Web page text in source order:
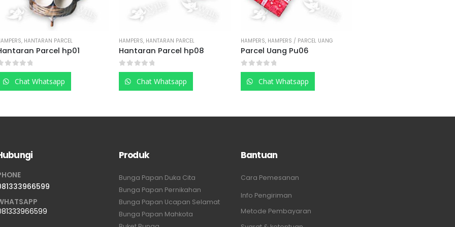
, HANTARAN PARCEL
Parcel hp01
out of 5
Chat Whatsapp
HAMPERS, HANTARAN PARCEL
Hantaran Parcel hp08
0out of 5
Chat Whatsapp
HAMPERS, HAMPERS / PARCEL UANG
Parcel Uang Pu06
0out of 5
Chat Whatsapp
Produk
Bunga Papan Duka Cita
Bunga Papan Pernikahan
Bunga Papan Ucapan Selamat
Bunga Papan Mahkota
Bantuan
Cara Pemesanan
Info Pengiriman
Metode Pembayaran